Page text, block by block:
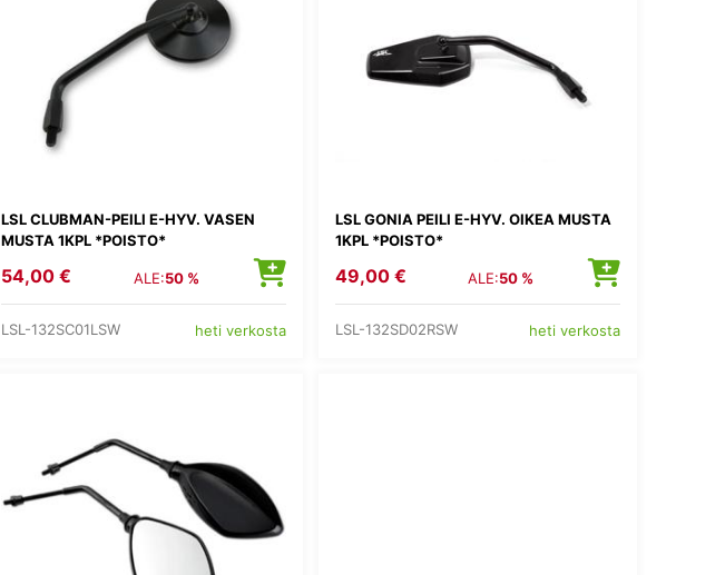
LSL CLUBMAN-PEILI E-HYV. VASEN
MUSTA 1KPL *POISTO*
54,00 € ALE:50 %
LSL-132SC01LSW heti verkosta
LSL GONIA PEILI E-HYV. OIKEA MUSTA
1KPL *POISTO*
49,00 € ALE:50 %
LSL-132SD02RSW heti verkosta